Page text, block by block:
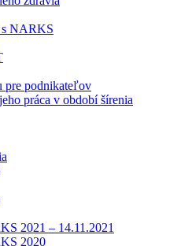
s NARKS
pre podnikateľov
práca v období šírenia
2021 – 14.11.2021
2020